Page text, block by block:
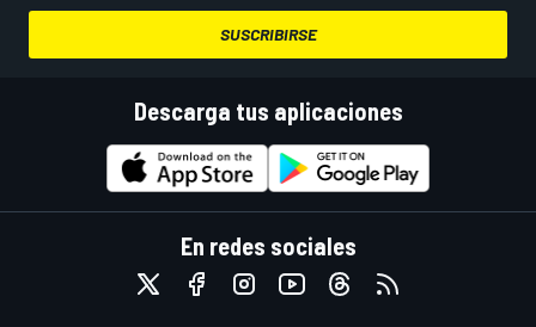
SUSCRIBIRSE
Descarga tus aplicaciones
En redes sociales